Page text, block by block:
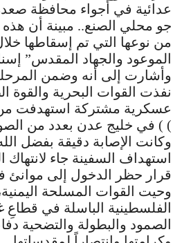
عدائية في أجواء محافظة
جو محلي الصنع.. مبينة أن هذه
من نوعها التي تم إسقاطها
الموعود والجهاد المقدس”
وأشارت إلى أنه وضمن
نفذت القوات البحرية والقوة
) ) في خليج عدن بعدد من
وكانت الإصابة دقيقة بفضل
استهداف السفينة جاء لانتهاك
قرار حظر الدخول إلى موانئ
وحيت القوات المسلحة
الصمود والبطولة والتضحية